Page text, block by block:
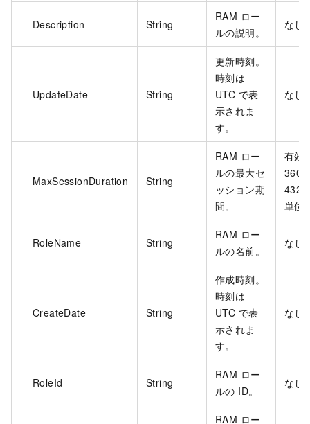
Description String
RAM ロー
ルの説明。
なし
UpdateDate String
更新時刻。
時刻は
UTC で表
示されま
す。
なし
MaxSessionDuration String
RAM ロー
ルの最大セ
ッション期
間。
有効
3600
単位
RoleName String
RAM ロー
ルの名前。
なし
CreateDate String
作成時刻。
時刻は
UTC で表
示されま
す。
なし
RoleId String
RAM ロー
ルの ID。
なし
RAM ロー